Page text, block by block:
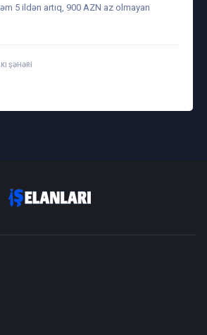
5 ildən artıq, 900 AZN az olmayan
ŞƏHƏRI